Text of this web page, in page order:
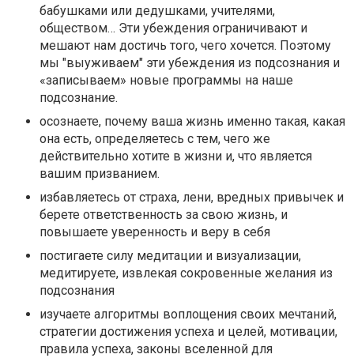
бабушками или дедушками, учителями,
обществом… Эти убеждения ограничивают и
мешают нам достичь того, чего хочется. Поэтому
мы "выуживаем" эти убеждения из подсознания и
«записываем» новые программы на наше
подсознание.
осознаете, почему ваша жизнь именно такая, какая
она есть, определяетесь с тем, чего же
действительно хотите в жизни и, что является
вашим призванием.
избавляетесь от страха, лени, вредных привычек и
берете ответственность за свою жизнь, и
повышаете уверенность и веру в себя
постигаете силу медитации и визуализации,
медитируете, извлекая сокровенные желания из
подсознания
изучаете алгоритмы воплощения своих мечтаний,
стратегии достижения успеха и целей, мотивации,
правила успеха, законы вселенной для